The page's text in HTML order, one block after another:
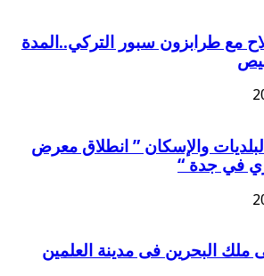
مع طرابزون سبور التركي..المدة
والإسكان ” انطلاق معرض
في جدة “
ملك البحرين فى مدينة العلمين